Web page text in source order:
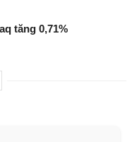
tăng 0,71%